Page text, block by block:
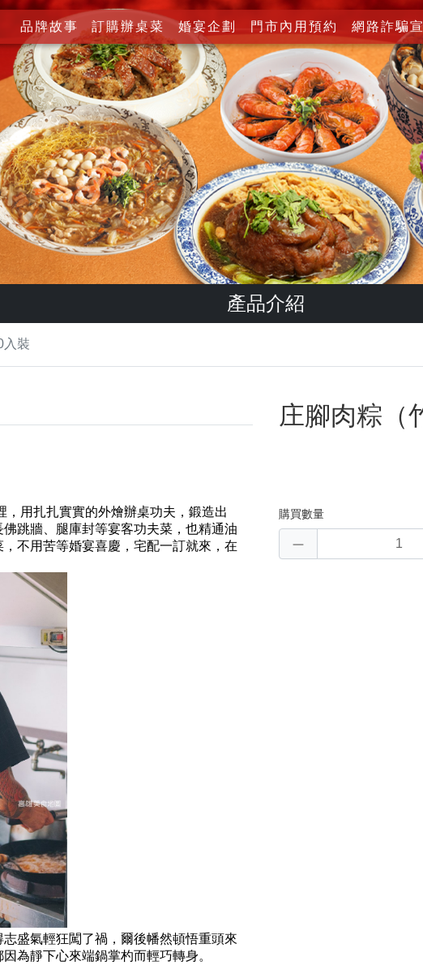
品牌故事 訂購辦桌菜 婚宴企劃 門市內用預約 網路詐騙
產品介紹
入裝
庄腳肉粽（
購買數量
，用扎扎實實的外燴辦桌功夫，鍛造出
跳牆、腿庫封等宴客功夫菜，也精通油
不用苦等婚宴喜慶，宅配一訂就來，在
盛氣輕狂闖了禍，爾後幡然頓悟重頭來
為靜下心來端鍋掌杓而輕巧轉身。